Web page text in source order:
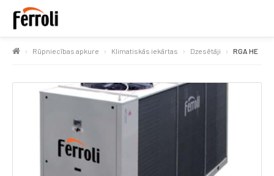
Rūpniecības apkure Klimatiskās iekārtas Dzesētāji RGA HE